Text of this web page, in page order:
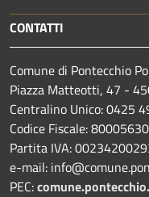
CONTATTI
Comune di Pontecchio
Piazza Matteotti, 47 -
Centralino Unico: 0425
Codice Fiscale:
Partita IVA:
e-mail:
PEC: